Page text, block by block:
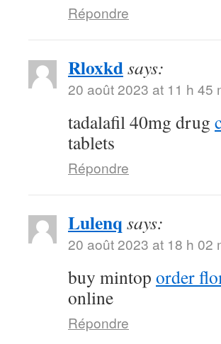
Répondre
Rloxkdsays:
20 août 2023 at 11 h 45
tadalafil 40mg drug
tablets
Répondre
Lulenq says:
20 août 2023 at 18 h 02
buy mintop order
online
Répondre